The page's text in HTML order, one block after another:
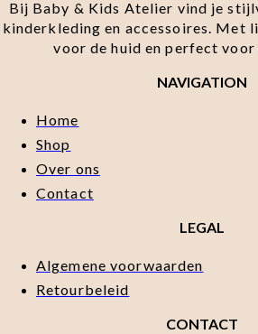
Bij Baby & Kids Atelier vind je
kinderkleding en accessoires. Met
voor de huid en perfect voor
NAVIGATION
Home
Shop
Over ons
Contact
LEGAL
Algemene voorwaarden
Retourbeleid
CONTACT